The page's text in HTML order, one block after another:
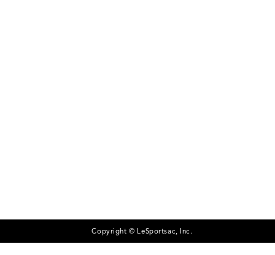
Copyright © LeSportsac, Inc.